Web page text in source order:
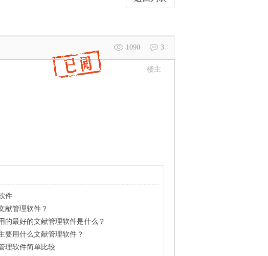
1090 3
楼主
件
献管理软件？
的最好的文献管理软件是什么？
要用什么文献管理软件？
理软件简单比较